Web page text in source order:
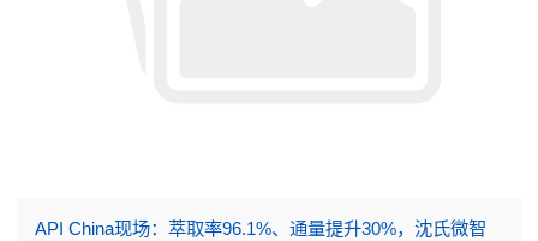
API China现场：萃取率96.1%、通量提升30%，沈氏微智